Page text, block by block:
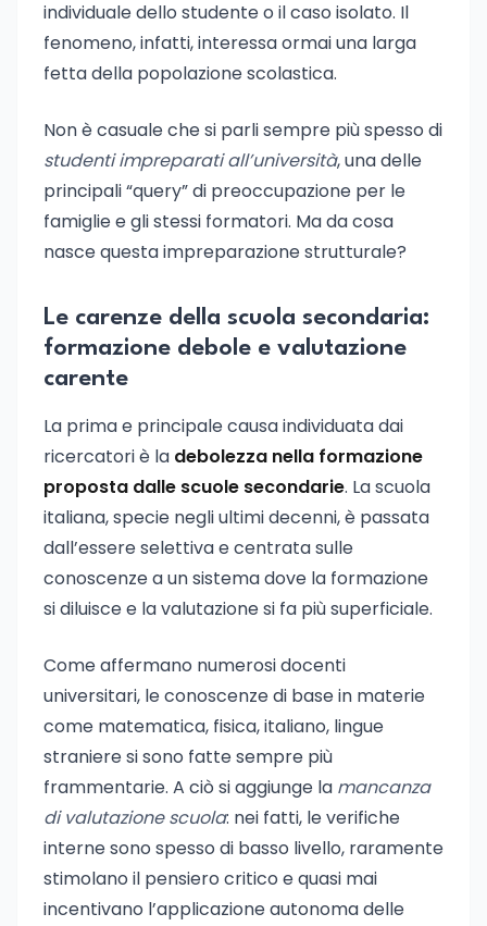
individuale dello studente o il caso isolato. Il
fenomeno, infatti, interessa ormai una larga
fetta della popolazione scolastica.
Non è casuale che si parli sempre più spesso di
studenti impreparati all’università, una delle
principali “query” di preoccupazione per le
famiglie e gli stessi formatori. Ma da cosa
nasce questa impreparazione strutturale?
Le carenze della scuola secondaria:
formazione debole e valutazione
carente
La prima e principale causa individuata dai
ricercatori è la debolezza nella formazione
proposta dalle scuole secondarie. La scuola
italiana, specie negli ultimi decenni, è passata
dall’essere selettiva e centrata sulle
conoscenze a un sistema dove la formazione
si diluisce e la valutazione si fa più superficiale.
Come affermano numerosi docenti
universitari, le conoscenze di base in materie
come matematica, fisica, italiano, lingue
straniere si sono fatte sempre più
frammentarie. A ciò si aggiunge la mancanza
di valutazione scuola: nei fatti, le verifiche
interne sono spesso di basso livello, raramente
stimolano il pensiero critico e quasi mai
incentivano l’applicazione autonoma delle